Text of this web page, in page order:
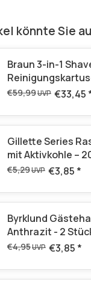
könnte Sie
Braun 3-in-1
€59,99UVP €33,45
Gillette Series
mit Aktivkohle –
€5,29UVP €3,85 *
Byrklund
Anthrazit - 2
€4,95UVP €3,85 *